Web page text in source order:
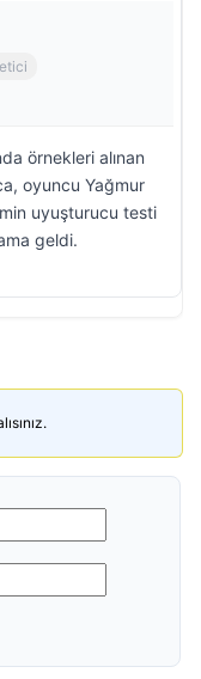
örnekleri alınan
oyuncu Yağmur
uyuşturucu testi
geldi.